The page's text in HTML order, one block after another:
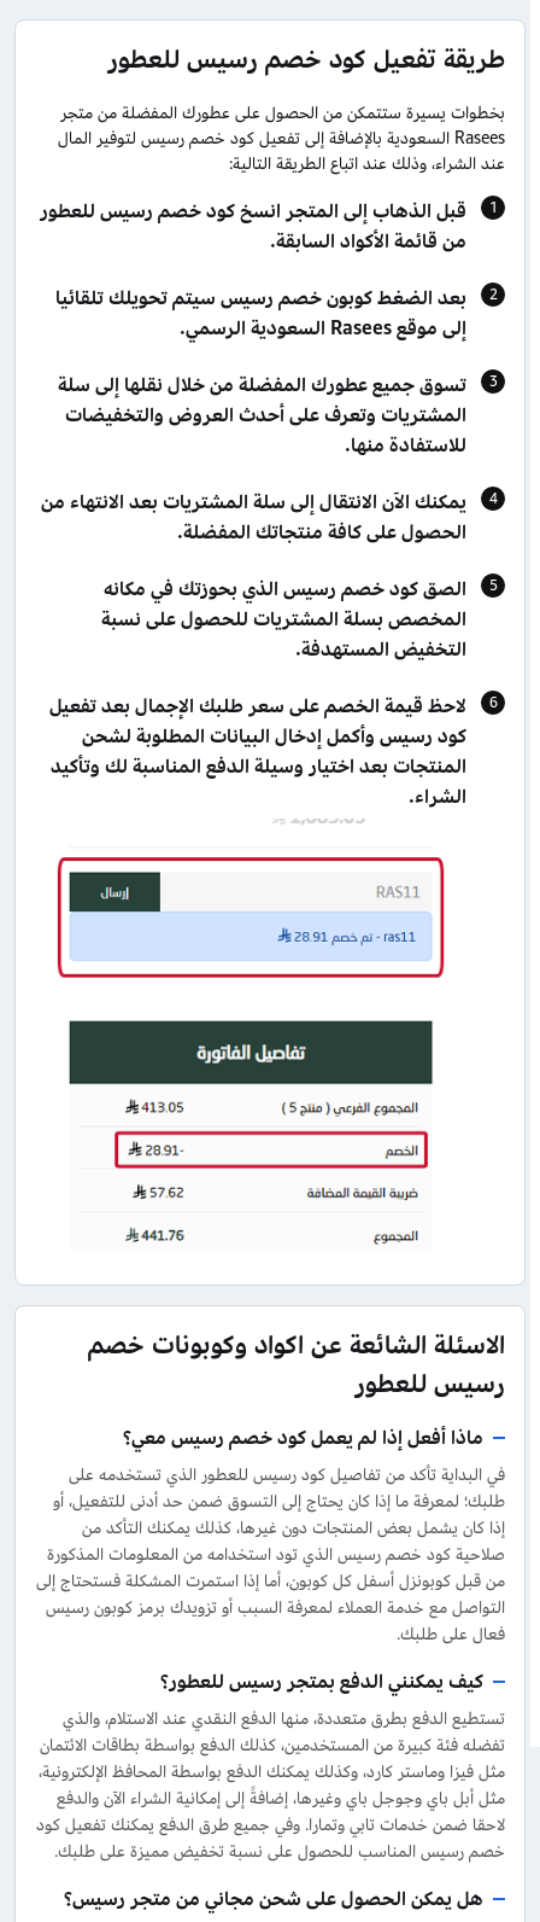
طريقة تفعيل كود خصم رسيس للعطور
بخطوات يسيرة ستتمكن من الحصول على عطورك المفضلة من متجر
Rasees السعودية بالإضافة إلى تفعيل كود خصم رسيس لتوفير المال
عند الشراء، وذلك عند اتباع الطريقة التالية:
قبل الذهاب إلى المتجر انسخ كود خصم رسيس للعطور
من قائمة الأكواد السابقة.
بعد الضغط كوبون خصم رسيس سيتم تحويلك تلقائيا
إلى موقع Rasees السعودية الرسمي.
تسوق جميع عطورك المفضلة من خلال نقلها إلى سلة
المشتريات وتعرف على أحدث العروض والتخفيضات
للاستفادة منها.
يمكنك الآن الانتقال إلى سلة المشتريات بعد الانتهاء من
الحصول على كافة منتجاتك المفضلة.
الصق كود خصم رسيس الذي بحوزتك في مكانه
المخصص بسلة المشتريات للحصول على نسبة
التخفيض المستهدفة.
لاحظ قيمة الخصم على سعر طلبك الإجمال بعد تفعيل
كود رسيس وأكمل إدخال البيانات المطلوبة لشحن
المنتجات بعد اختيار وسيلة الدفع المناسبة لك وتأكيد
الشراء.
الاسئلة الشائعة عن اكواد وكوبونات خصم
رسيس للعطور
ماذا أفعل إذا لم يعمل كود خصم رسيس معي؟
في البداية تأكد من تفاصيل كود رسيس للعطور الذي تستخدمه على
طلبك؛ لمعرفة ما إذا كان يحتاج إلى التسوق ضمن حد أدنى للتفعيل، أو
إذا كان يشمل بعض المنتجات دون غيرها، كذلك يمكنك التأكد من
صلاحية كود خصم رسيس الذي تود استخدامه من المعلومات المذكورة
من قبل كوبونزل أسفل كل كوبون، أما إذا استمرت المشكلة فستحتاج إلى
التواصل مع خدمة العملاء لمعرفة السبب أو تزويدك برمز كوبون رسيس
فعال على طلبك.
كيف يمكنني الدفع بمتجر رسيس للعطور؟
تستطيع الدفع بطرق متعددة، منها الدفع النقدي عند الاستلام، والذي
تفضله فئة كبيرة من المستخدمين، كذلك الدفع بواسطة بطاقات الائتمان
مثل فيزا وماستر كارد، وكذلك يمكنك الدفع بواسطة المحافظ الإلكترونية،
مثل أبل باي وجوجل باي وغيرها، إضافةً إلى إمكانية الشراء الآن والدفع
لاحقا ضمن خدمات تابي وتمارا. وفي جميع طرق الدفع يمكنك تفعيل كود
خصم رسيس المناسب للحصول على نسبة تخفيض مميزة على طلبك.
هل يمكن الحصول على شحن مجاني من متجر رسيس؟